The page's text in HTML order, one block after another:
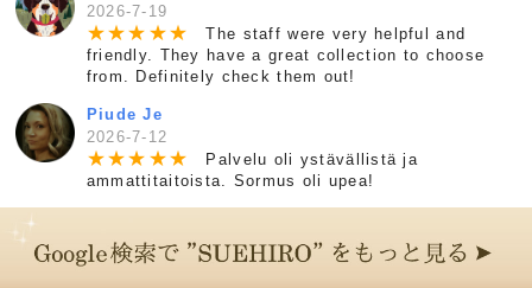
2026-7-19
★★★ ★★
The staff were very helpful and
friendly. They have a great collection to choose
from. Definitely check them out!
Piude Je
2026-7-12
★★★ ★★
Palvelu oli ystävällistä ja
ammattitaitoista. Sormus oli upea!